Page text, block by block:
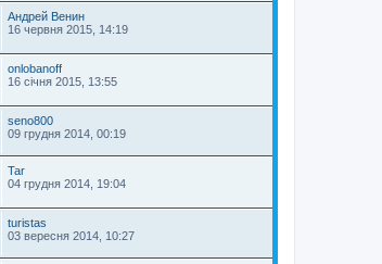
Андрей Венин
16 червня 2015, 14:19
onlobanoff
16 січня 2015, 13:55
seno800
09 грудня 2014, 00:19
Tar
04 грудня 2014, 19:04
turistas
03 вересня 2014, 10:27